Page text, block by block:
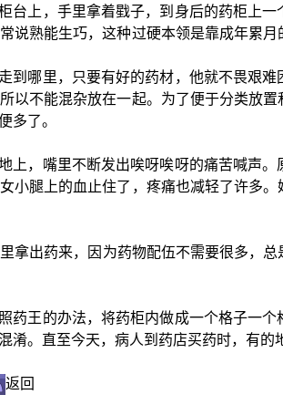
上，手里拿着戥子，到身后的药柜上一
熟能生巧，这种过硬本领是靠成年累
哪里，只要有好的药材，他就不畏艰难
不能混杂放在一起。为了便于分类放
多了。
，嘴里不断发出唉呀唉呀的痛苦喊声。
腿上的血止住了，疼痛也减轻了许多。
出药来，因为药物配伍不需要很多，总
王的办法，将药柜内做成一个格子一个
。直至今天，病人到药店买药时，有的
返回